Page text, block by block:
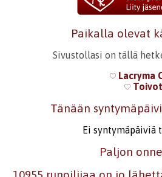
Paikalla olevat
Sivustollasi on tällä
Lacryma
Tänään
Ei syntymäpäiviä
Paljon